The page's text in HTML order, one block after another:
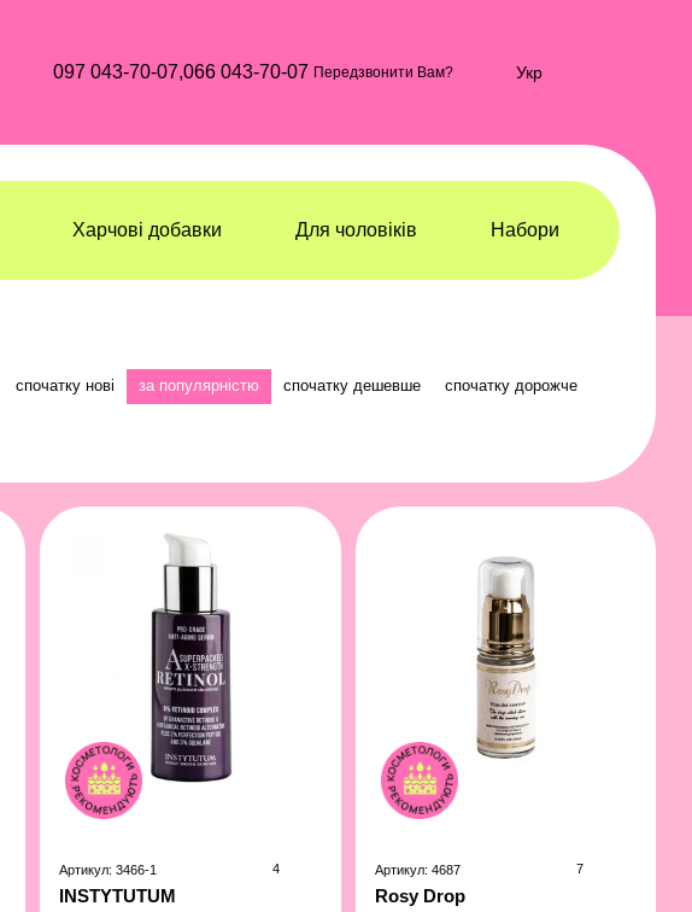
097 043-70-07,066 043-70-07 Передзвонити Вам? Укр
Харчові добавки Для чоловіків Набори
спочатку нові за популярністю спочатку дешевше спочатку дорожче
Артикул: 3466-1 4
INSTYTUTUM
Артикул: 4687 7
Rosy Drop